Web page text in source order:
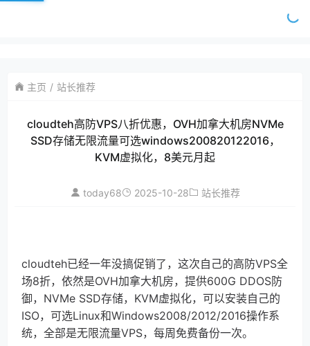
主页 站长推荐
cloudteh高防VPS八折优惠，OVH加拿大机房NVMe
SSD存储无限流量可选windows200820122016，
KVM虚拟化，8美元月起
today68 2025-10-28 站长推荐
cloudteh已经一年没搞促销了，这次自己的高防VPS全
场8折，依然是OVH加拿大机房，提供600G DDOS防
御，NVMe SSD存储，KVM虚拟化，可以安装自己的
ISO，可选Linux和Windows2008/2012/2016操作系
统，全部是无限流量VPS，每周免费备份一次。